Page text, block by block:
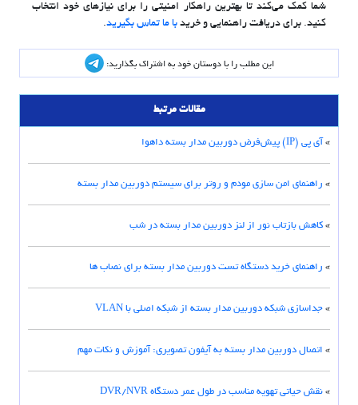
شما کمک می‌کند تا بهترین راهکار امنیتی را برای نیازهای خود انتخاب
کنید. برای دریافت راهنمایی و خرید با ما تماس بگیرید.
این مطلب را با دوستان خود به اشتراک بگذارید:
مقالات مرتبط
» آی پی (IP) پیش‌فرض دوربین مدار بسته داهوا
» راهنمای امن سازی مودم و روتر برای سیستم دوربین مدار بسته
» کاهش بازتاب نور از لنز دوربین مدار بسته در شب
» راهنمای خرید دستگاه تست دوربین مدار بسته برای نصاب ها
» جداسازی شبکه دوربین مدار بسته از شبکه اصلی با VLAN
» اتصال دوربین مدار بسته به آیفون تصویری: آموزش و نکات مهم
» نقش حیاتی تهویه مناسب در طول عمر دستگاه DVR/NVR